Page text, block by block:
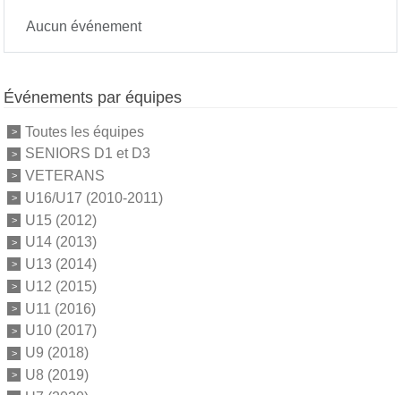
Aucun événement
Événements par équipes
Toutes les équipes
SENIORS D1 et D3
VETERANS
U16/U17 (2010-2011)
U15 (2012)
U14 (2013)
U13 (2014)
U12 (2015)
U11 (2016)
U10 (2017)
U9 (2018)
U8 (2019)